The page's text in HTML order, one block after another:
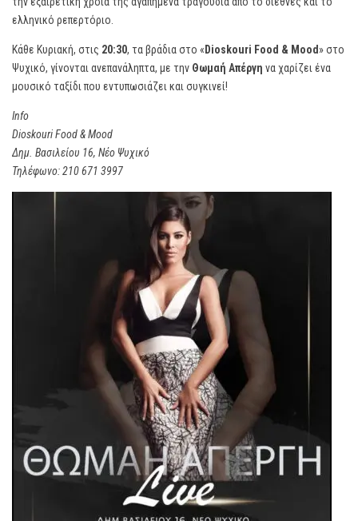
ελληνικό ρεπερτόριο.
Κάθε Κυριακή, στις 20:30, τα βράδια στο « Dioskouri Food & Mood » στο
Ψυχικό, γίνονται ανεπανάληπτα, με την Θωμαή Απέργη να χαρίζει ένα
μουσικό ταξίδι που εντυπωσιάζει και συγκινεί!
Info
Dioskouri Food & Mood
Δημ. Βασιλείου 16, Νέο Ψυχικό
Τηλέφωνο: 210 671 3997